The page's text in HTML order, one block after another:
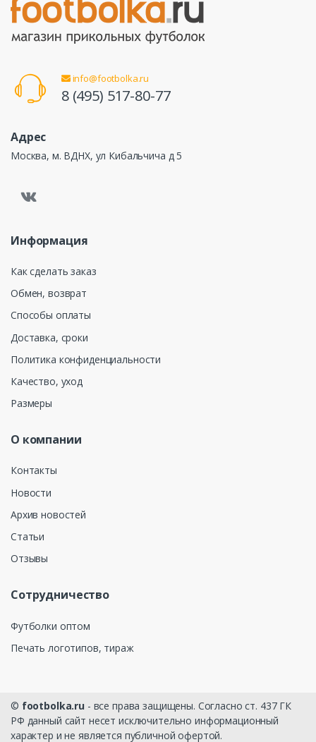
info@footbolka.ru
8 (495) 517-80-77
Адрес
Москва, м. ВДНХ, ул Кибальчича д 5
Информация
Как сделать заказ
Обмен, возврат
Способы оплаты
Доставка, сроки
Политика конфиденциальности
Качество, уход
Размеры
О компании
Контакты
Новости
Архив новостей
Статьи
Отзывы
Сотрудничество
Футболки оптом
Печать логотипов, тираж
© footbolka.ru - все права защищены. Согласно ст. 437 ГК
РФ данный сайт несет исключительно информационный
характер и не является публичной офертой.